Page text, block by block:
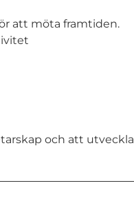
att möta framtiden.
och att utveckla